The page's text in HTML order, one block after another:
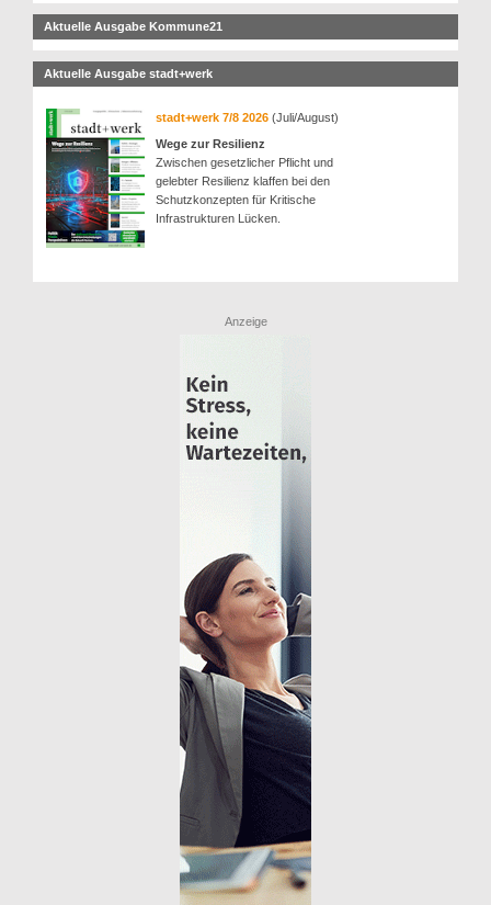
Aktuelle Ausgabe Kommune21
Aktuelle Ausgabe stadt+werk
stadt+werk 7/8 2026 (Juli/August)
Wege zur Resilienz
Zwischen gesetzlicher Pflicht und
gelebter Resilienz klaffen bei den
Schutzkonzepten für Kritische
Infrastrukturen Lücken.
Anzeige